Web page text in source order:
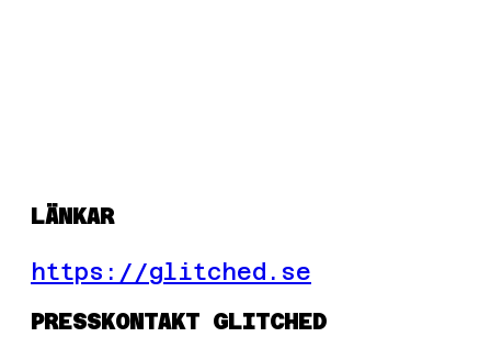
LÄNKAR
https://glitched.se
PRESSKONTAKT GLITCHED